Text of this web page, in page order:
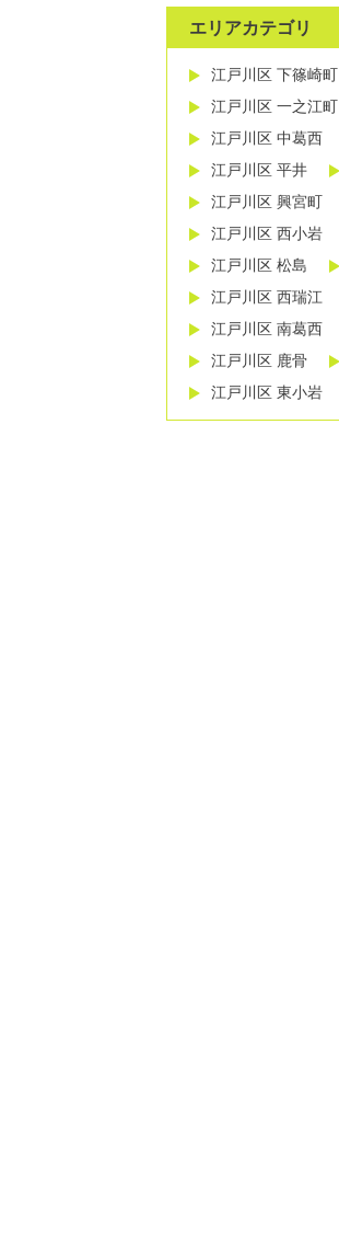
エリアカテゴリ
江戸川区 下篠崎町
江戸川区 一之江町
江戸川区 中葛西
江戸川区 平井
江戸川区 興宮町
江戸川区 西小岩
江戸川区 松島
江戸川区 西瑞江
江戸川区 南葛西
江戸川区 鹿骨
江戸川区 東小岩